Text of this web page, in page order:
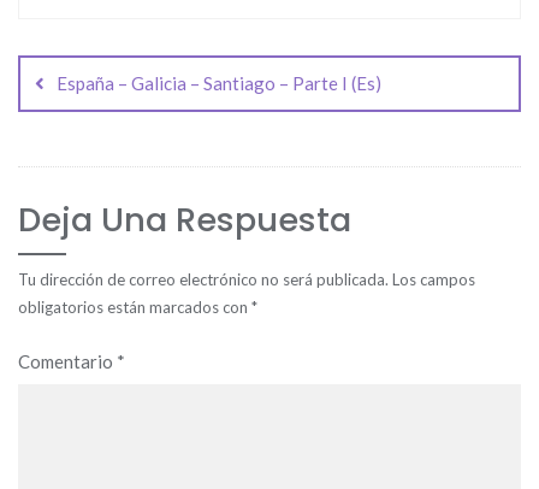
de
entradas
España – Galicia – Santiago – Parte I (Es)
Deja Una Respuesta
Tu dirección de correo electrónico no será publicada. Los campos
obligatorios están marcados con *
Comentario *